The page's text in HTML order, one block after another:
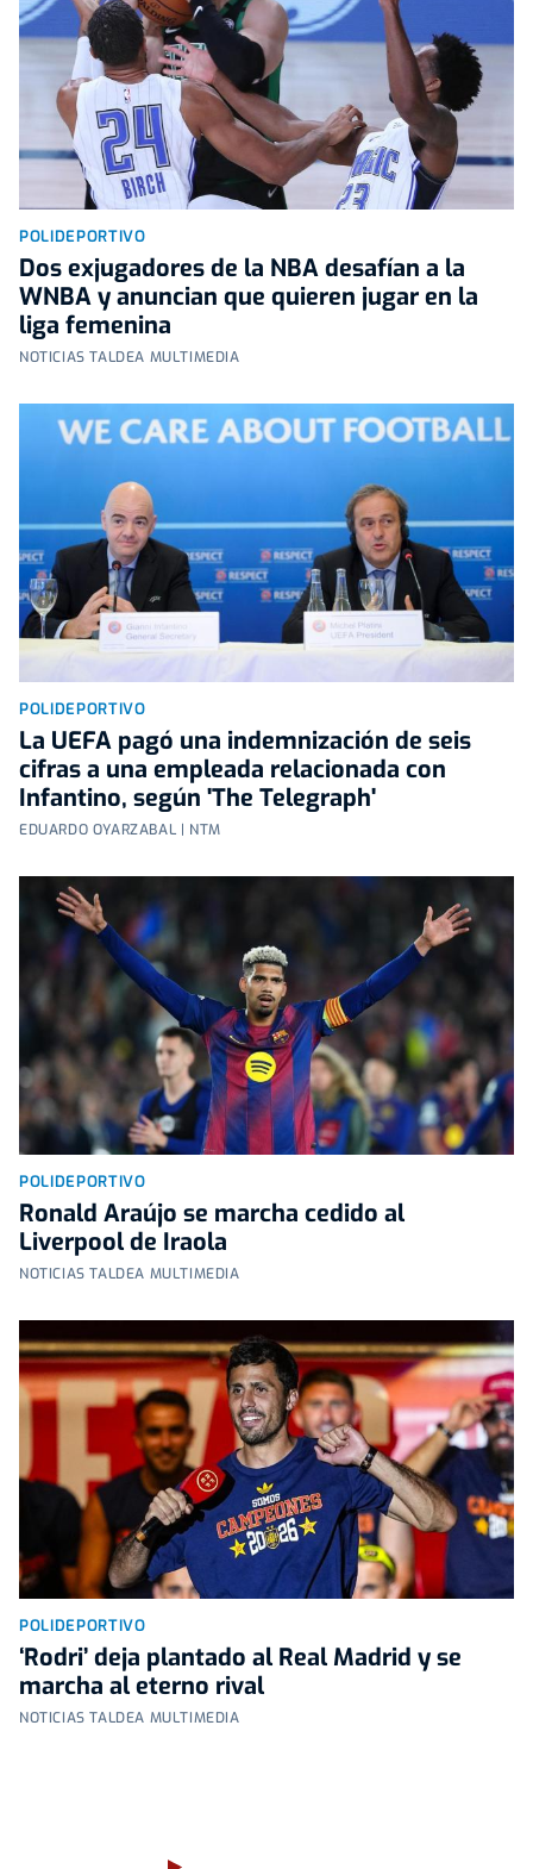
POLIDEPORTIVO
Dos exjugadores de la NBA desafían a la
WNBA y anuncian que quieren jugar en la
liga femenina
NOTICIAS TALDEA MULTIMEDIA
POLIDEPORTIVO
La UEFA pagó una indemnización de seis
cifras a una empleada relacionada con
Infantino, según 'The Telegraph'
EDUARDO OYARZABAL | NTM
POLIDEPORTIVO
Ronald Araújo se marcha cedido al
Liverpool de Iraola
NOTICIAS TALDEA MULTIMEDIA
POLIDEPORTIVO
‘Rodri’ deja plantado al Real Madrid y se
marcha al eterno rival
NOTICIAS TALDEA MULTIMEDIA